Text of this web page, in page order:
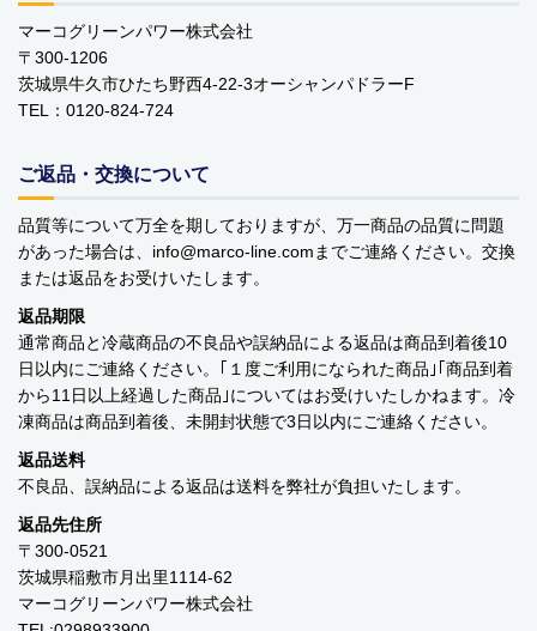
TEJAKULA 塩
ムーミン
YOPE
kusuguru Japan
noa family
MARNA マーナ
DULTON ダルトン
nailmatic
sonnet
橋本クロス
国際貿易 KB
価格から探す
マーコグリーンパワー株式会社
〒300-1206
茨城県牛久市ひたち野西4-22-3オーシャンパドラーF
TEL：0120-824-724
ご返品・交換について
品質等について万全を期しておりますが、万一商品の品質に問題
があった場合は、info
marco-line.comまでご連絡ください。交換
または返品をお受けいたします。
返品期限
通常商品と冷蔵商品の不良品や誤納品による返品は商品到着後10
日以内にご連絡ください。｢１度ご利用になられた商品｣｢商品到着
から11日以上経過した商品｣についてはお受けいたしかねます。冷
凍商品は商品到着後、未開封状態で3日以内にご連絡ください。
返品送料
不良品、誤納品による返品は送料を弊社が負担いたします。
返品先住所
〒300-0521
茨城県稲敷市月出里1114-62
マーコグリーンパワー株式会社